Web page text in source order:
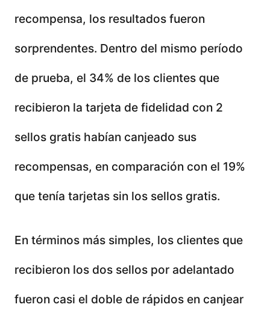
recompensa, los resultados fueron
sorprendentes. Dentro del mismo período
de prueba, el 34% de los clientes que
recibieron la tarjeta de fidelidad con 2
sellos gratis habían canjeado sus
recompensas, en comparación con el 19%
que tenía tarjetas sin los sellos gratis.
En términos más simples, los clientes que
recibieron los dos sellos por adelantado
fueron casi el doble de rápidos en canjear